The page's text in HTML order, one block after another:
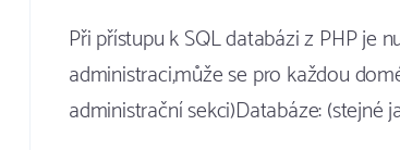
Při přístupu k SQL databázi z PHP je
administraci,může se pro každou
administrační sekci)Databáze: (stejné